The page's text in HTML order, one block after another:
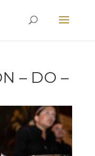
– DO –